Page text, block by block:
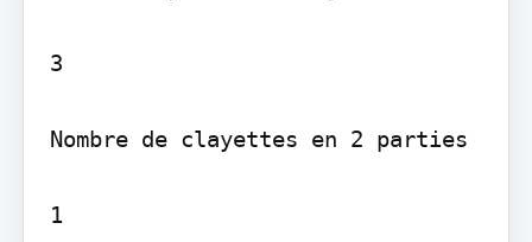
3
Nombre de clayettes en 2 parties
1